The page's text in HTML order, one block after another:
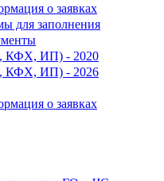
о заявках
для заполнения
КФХ, ИП) - 2020
КФХ, ИП) - 2026
о заявках